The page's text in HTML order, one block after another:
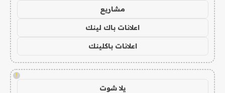
مشاريع
اعلانات باك لينك
اعلانات باكلينك
!
يلا شوت